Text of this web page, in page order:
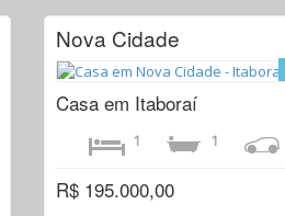
Nova Cidade
Casa em Itaboraí
1 1
R$ 195.000,00